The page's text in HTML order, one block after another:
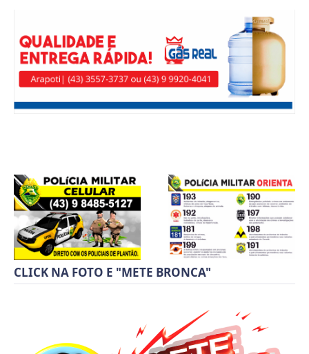
CLICK NA FOTO E "METE BRONCA"